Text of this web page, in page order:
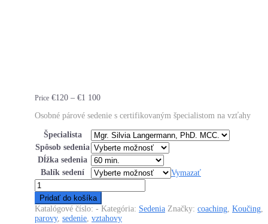
Price €120 – €1 100Price
€120
€1
100
Osobné párové sedenie s certifikovaným špecialistom na vzťahy
Špecialista
Spôsob sedenia
Dĺžka sedenia
Balík sedení
Vymazať
Pridať do košíka
Katalógové číslo: - Kategória: Sedenia Značky: coaching, Koučing,
parovy, sedenie, vztahovy